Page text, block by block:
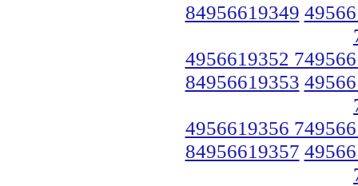
84956619349
4956619352
84956619353
4956619356
84956619357